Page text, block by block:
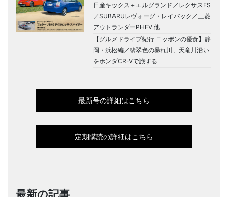
日産キックス＋エルグランド／レクサスES
／SUBARUレヴォーグ・レイバック／三菱
アウトランダーPHEV 他
【グルメドライブ紀行 ニッポンの優食】静
岡・浜松編／翡翠色の暴れ川、天竜川沿い
をホンダCR-Vで旅する
最新号の詳細はこちら
定期購読の詳細はこちら
最新の記事